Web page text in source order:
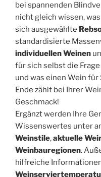
bei spannenden
nicht gleich wissen,
sich ausgewählte
standardisierte
individuellen Weinen
für sich selbst die
und was einen Wein
Ende zählt bei Ihrer
Geschmack!
Ergänzt werden Ihre
Wissenswertes unter
Weinstile,aktuelle
Weinbauregionen.
hilfreiche